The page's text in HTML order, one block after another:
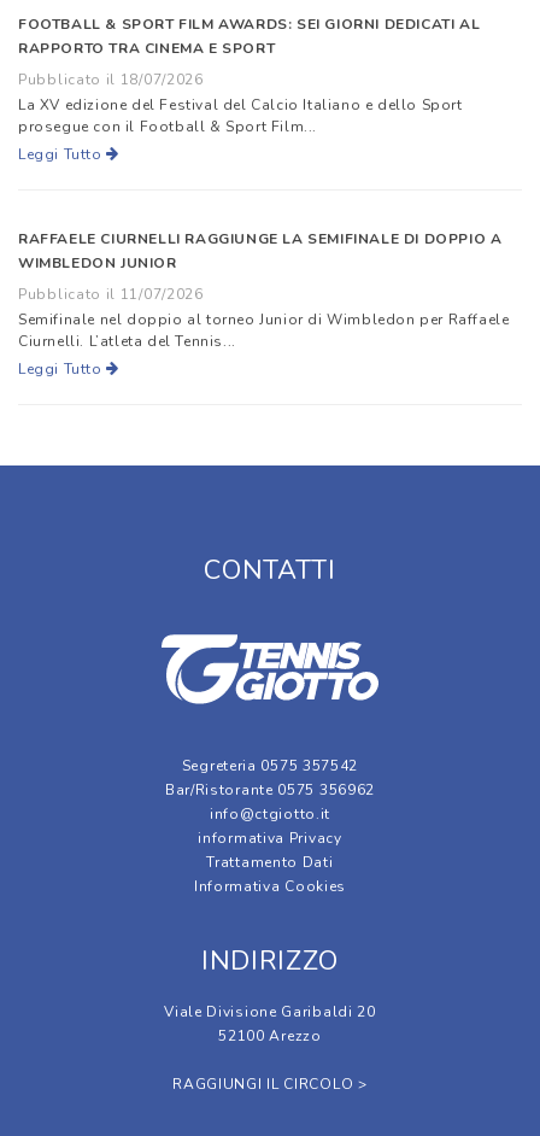
FOOTBALL & SPORT FILM AWARDS: SEI GIORNI DEDICATI AL
RAPPORTO TRA CINEMA E SPORT
Pubblicato il 18/07/2026
La XV edizione del Festival del Calcio Italiano e dello Sport
prosegue con il Football & Sport Film...
Leggi Tutto
RAFFAELE CIURNELLI RAGGIUNGE LA SEMIFINALE DI DOPPIO A
WIMBLEDON JUNIOR
Pubblicato il 11/07/2026
Semifinale nel doppio al torneo Junior di Wimbledon per Raffaele
Ciurnelli. L’atleta del Tennis...
Leggi Tutto
CONTATTI
Segreteria 0575 357542
Bar/Ristorante 0575 356962
info@ctgiotto.it
informativa Privacy
Trattamento Dati
Informativa Cookies
INDIRIZZO
Viale Divisione Garibaldi 20
52100 Arezzo
RAGGIUNGI IL CIRCOLO >